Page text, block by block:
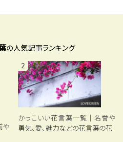
の人気記事ランキング
や
2
かっこいい花言葉一覧｜名誉や
勇気、愛、魅力などの花言葉の花